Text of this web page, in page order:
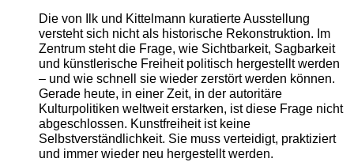
Die von Ilk und Kittelmann kuratierte Ausstellung
versteht sich nicht als historische Rekonstruktion. Im
Zentrum steht die Frage, wie Sichtbarkeit, Sagbarkeit
und künstlerische Freiheit politisch hergestellt werden
– und wie schnell sie wieder zerstört werden können.
Gerade heute, in einer Zeit, in der autoritäre
Kulturpolitiken weltweit erstarken, ist diese Frage nicht
abgeschlossen. Kunstfreiheit ist keine
Selbstverständlichkeit. Sie muss verteidigt, praktiziert
und immer wieder neu hergestellt werden.